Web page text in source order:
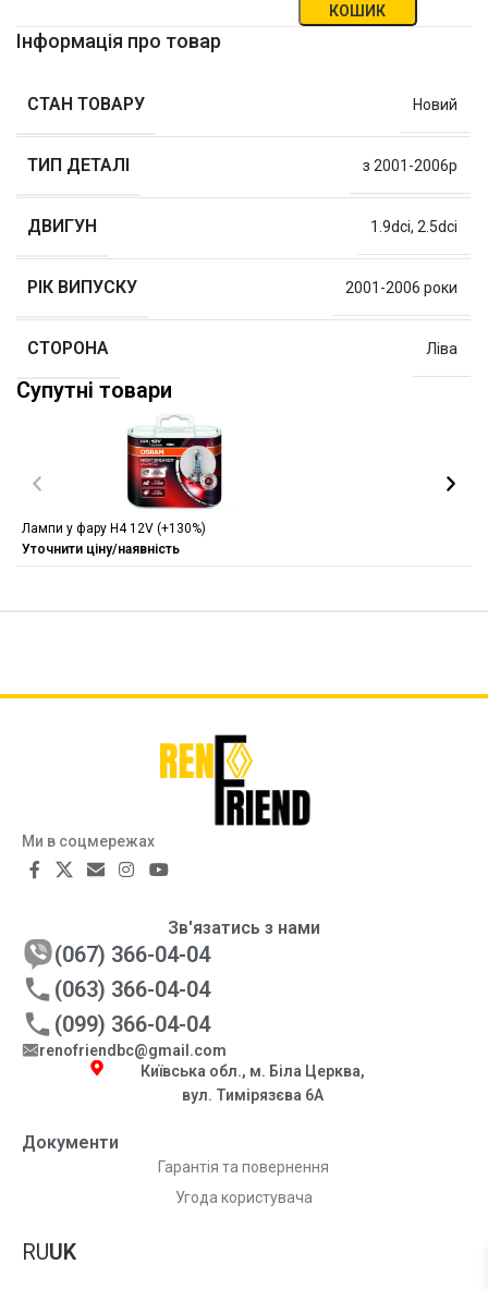
КОШИК
Інформація про товар
СТАН ТОВАРУ Новий
ТИП ДЕТАЛІ з 2001-2006р
ДВИГУН 1.9dci, 2.5dci
РІК ВИПУСКУ 2001-2006 роки
СТОРОНА Ліва
Супутні товари
Лампи у фару H4 12V (+130%)
Уточнити ціну/наявність
Ми в соцмережах
Документи
Гарантія та повернення
Угода користувача
Зв'язатись з нами
(067) 366-04-04
(063) 366-04-04
(099) 366-04-04
renofriendbc@gmail.com
Київська обл., м. Біла Церква,
вул. Тимірязєва 6А
RUUK